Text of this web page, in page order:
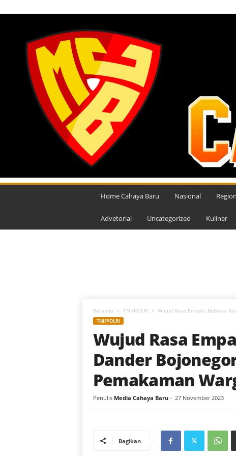
M
Home Cahaya Baru Nasional
Advetorial Uncategorized Kuliner
Beranda TNI/POLRI Wujud Rasa Empati, Babinsa
TNI/POLRI
Wujud Rasa
Dander
Pemakaman
Penulis Media Cahaya Baru- 27 November 2023
Bagikan